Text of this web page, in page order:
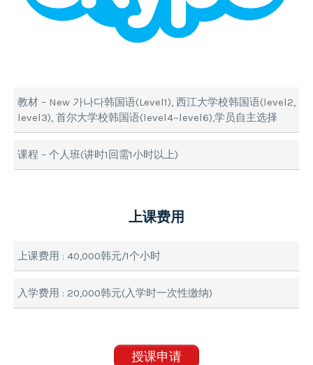
教材 – New 가나다韩国语(Level1), 西江大学校韩国语(level2,
level3), 首尔大学校韩国语(level4~level6),学员自主选择
课程 – 个人班(讲时1回需1小时以上)
上课费用
上课费用 : 40,000韩元/1个小时
入学费用 : 20,000韩元(入学时一次性缴纳)
授课申请